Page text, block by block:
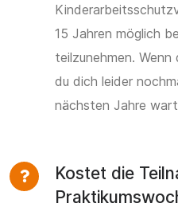
15 Jahren möglich
teilzunehmen.
du dich leider
nächsten Jahre
Kostet die